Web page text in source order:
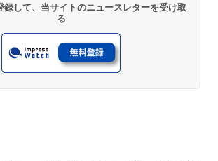
録して、当サイトのニュースレターを受け取
る